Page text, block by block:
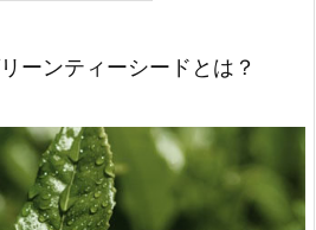
ーンティーシードとは？